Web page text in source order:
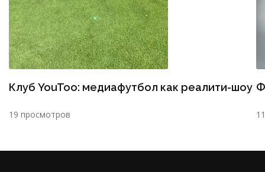
Клуб YouToo: медиафутбол как реалити-шоу
19 просмотров